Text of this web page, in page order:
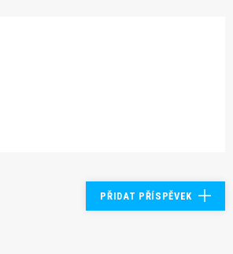
PŘIDAT PŘÍSPĚVEK